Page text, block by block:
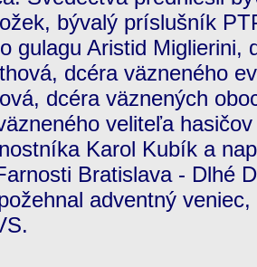
bývalý príslušník
gulagu Aristid Miglierini,
dcéra väzneného
dcéra väznených
veliteľa
Karol Kubík a
Bratislava - Dlhé
adventný